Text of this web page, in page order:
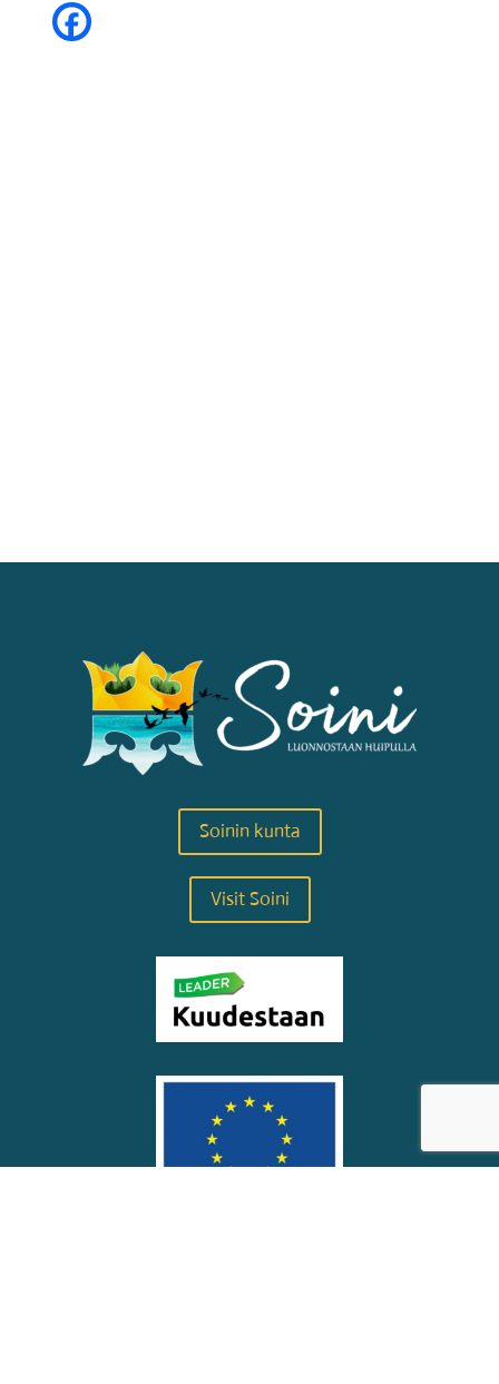
Soinin kunta
Visit Soini